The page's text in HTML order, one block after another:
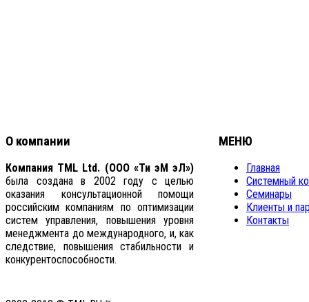
О компании
Компания TML Ltd. (ООО «Ти эМ эЛ»)
была создана в 2002 году с целью
оказания консультационной помощи
российским компаниям по оптимизации
систем управления, повышения уровня
менеджмента до международного, и, как
следствие, повышения стабильности и
конкурентоспособности.
МЕНЮ
Главная
Системный
Семинары
Клиенты и
Контакты